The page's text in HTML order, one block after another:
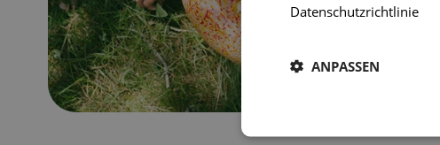
Datenschutzrichtlinie
ANPASSEN